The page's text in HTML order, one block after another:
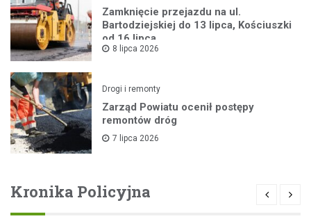
Zamknięcie przejazdu na ul.
Bartodziejskiej do 13 lipca, Kościuszki
od 16 lipca
8 lipca 2026
Drogi i remonty
Zarząd Powiatu ocenił postępy
remontów dróg
7 lipca 2026
Kronika Policyjna